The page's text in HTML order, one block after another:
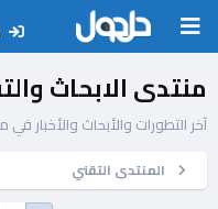
منتدى الابحاث
آخر التطورات والأبحاث والأخبار في
المنتدى التقني